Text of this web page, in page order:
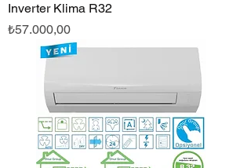
Inverter Klima R32
Fiyat
₺57.000,00